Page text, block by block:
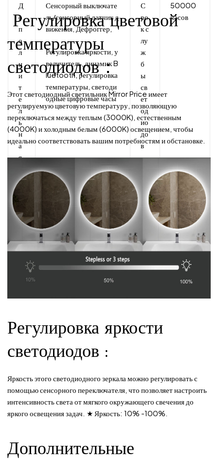
Д
о
п
о
л
н
и
т
е
л
ь
н
а
я
у
ц
Сенсорный выключате
ль/сенсорный датчик д
вижения, Дефроггер,
Регулировка яркости, у
величитель, динамик B
luetooth, регулировка
температуры, светоди
одные цифровые часы
С
ро
к с
лу
ж
б
ы
св
ет
од
ио
до
в
50000
часов
Регулировка цветовой
температуры
светодиодов：
Этот светодиодный светильник Mirror Price имеет
регулируемую цветовую температуру, позволяющую
переключаться между теплым (3000K), естественным
(4000K) и холодным белым (6000K) освещением, чтобы
идеально соответствовать вашим потребностям и обстановке.
Регулировка яркости
светодиодов :
Яркость этого светодиодного зеркала можно регулировать с
помощью сенсорного переключателя, что позволяет настроить
интенсивность света от мягкого окружающего свечения до
яркого освещения задач. ★ Яркость: 10% -100%.
Дополнительные